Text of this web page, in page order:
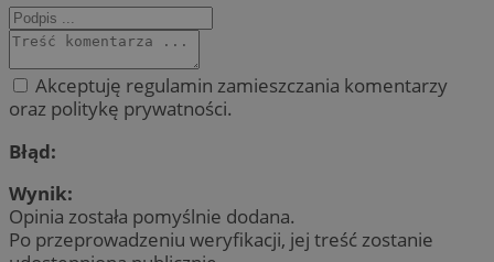
Akceptuję regulamin zamieszczania komentarzy
oraz politykę prywatności.
Błąd:
Wynik:
Opinia została pomyślnie dodana.
Po przeprowadzeniu weryfikacji, jej treść zostanie